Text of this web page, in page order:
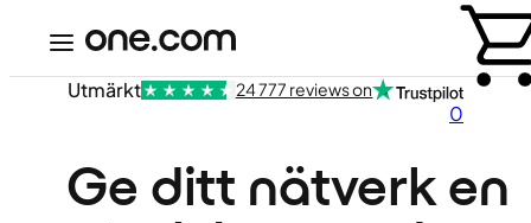
0
Utmärkt 24 777 reviews on
Ge ditt nätverk en